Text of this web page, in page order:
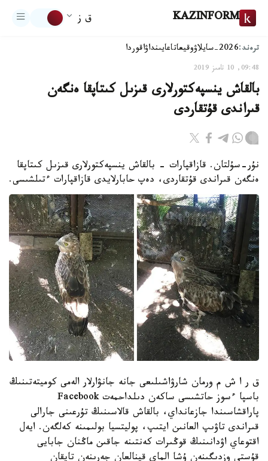
KAZINFORM ق ز
ترەند:2026-سايلاۋ وقيعاتاعايىنداۋاقوردا
09:48, 10 تامىز 2019
بالقاش ينسپەكتورلارى قىزىل كىتاپقا ەنگەن
قىراندى قۇتقاردى
نۇر-سۇلتان. قازاقپارات - بالقاش ينسپەكتورلارى قىزىل كىتاپقا
ەنگەن قىراندى قۇتقاردى، دەپ حابارلايدى قازاقپارات ءتىلشىسى.
ق ر ا ش م ورمان شارۋاشىلىعى جانە جانۋارلار الەمى كوميتەتىنىڭ
باسپا ءسوز حاتشىسى ساكەن دىلداحمەت Facebook
پاراقشاسىندا جازعانداي، بالقاش قالاسىنىڭ تۇرعىنى جارالى
قىراندى تاۋىپ العانىن ايتىپ، پوليتسيا بولىمىنە كەلگەن. ايەل
اقتوعاي اۋدانىنىڭ قوڭىرات كەنتىنە جاقىن ماڭنان جابايى